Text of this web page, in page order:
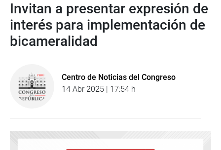
Invitan a presentar expresión de
interés para implementación de
bicameralidad
Centro de Noticias del Congreso
14 Abr 2025 | 17:54 h